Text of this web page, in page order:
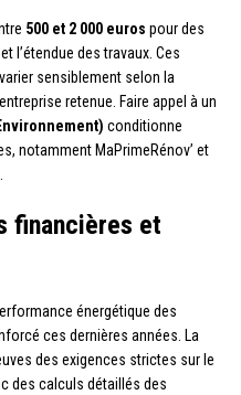
500 et 2 000 euros pour des
l’étendue des travaux. Ces
sensiblement selon la
retenue. Faire appel à un
conditionne
notamment MaPrimeRénov’ et
financières et
énergétique des
ces dernières années. La
des exigences strictes sur le
des calculs détaillés des